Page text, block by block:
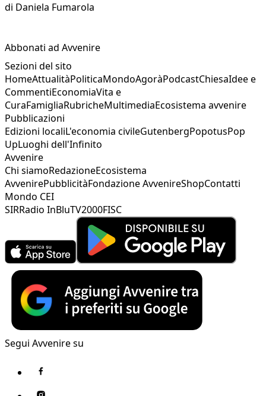
di Daniela Fumarola
Abbonati ad Avvenire
Sezioni del sito
HomeAttualitàPoliticaMondoAgoràPodcastChiesaIdee e
CommentiEconomiaVita e
CuraFamigliaRubricheMultimediaEcosistema avvenire
Pubblicazioni
Edizioni localiL'economia civileGutenbergPopotusPop
UpLuoghi dell'Infinito
Avvenire
Chi siamoRedazioneEcosistema
AvvenirePubblicitàFondazione AvvenireShopContatti
Mondo CEI
SIRRadio InBluTV2000FISC
Segui Avvenire su